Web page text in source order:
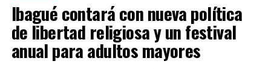
Ibagué contará con nueva política
de libertad religiosa y un festival
anual para adultos mayores